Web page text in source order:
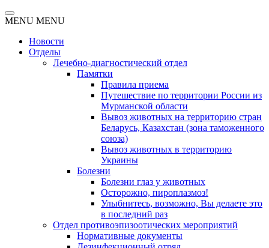
MENU MENU
Новости
Отделы
Лечебно-диагностический отдел
Памятки
Правила приема
Путешествие по территории России из
Мурманской области
Вывоз животных на территорию стран
Беларусь, Казахстан (зона таможенного
союза)
Вывоз животных в территорию
Украины
Болезни
Болезни глаз у животных
Осторожно, пироплазмоз!
Улыбнитесь, возможно, Вы делаете это
в последний раз
Отдел противоэпизоотических мероприятий
Нормативные документы